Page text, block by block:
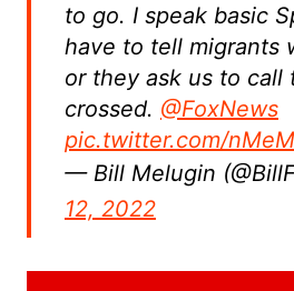
to go. I speak basic
have to tell migrants
or they ask us to call
crossed. @FoxNews
pic.twitter.com/
— Bill Melugin
12, 2022